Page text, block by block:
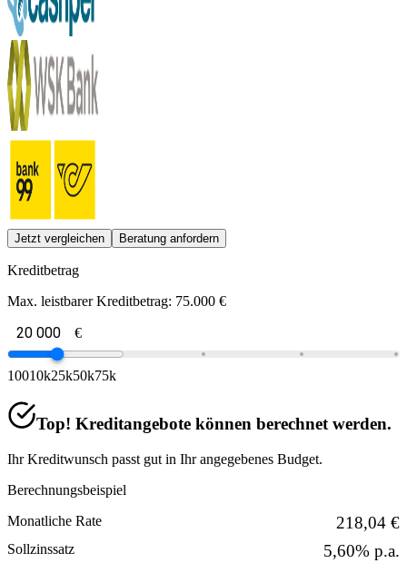
Jetzt vergleichen Beratung anfordern
Kreditbetrag
Max. leistbarer Kreditbetrag: 75.000 €
€
10010k25k50k75k
Top! Kreditangebote können berechnet werden.
Ihr Kreditwunsch passt gut in Ihr angegebenes Budget.
Berechnungsbeispiel
Monatliche Rate
218,04 €
Sollzinssatz 5,60% p.a.